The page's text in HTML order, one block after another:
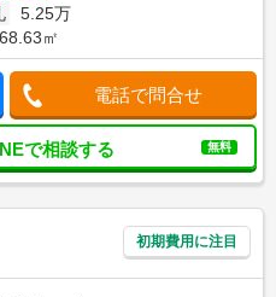
5.25万
68.63㎡
電話で問合せ
で相談する 無料
初期費用に注目